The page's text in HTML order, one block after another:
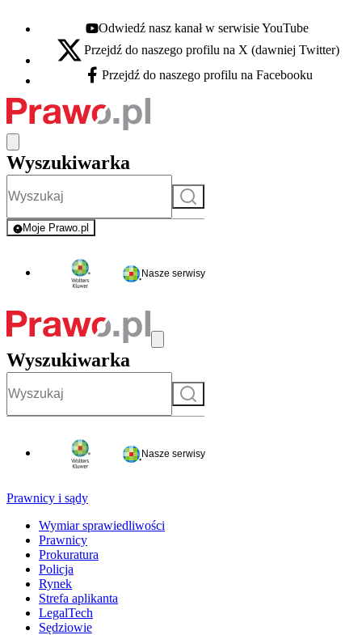
Youtube - otwiera się w nowej karcie
Odwiedź nasz kanał w serwisie YouTube
X - otwiera się w nowej karcie
Przejdź do naszego profilu na X (dawniej Twitter)
Facebook - otwiera się w nowej karcie
Przejdź do naszego profilu na Facebooku
Wyszukiwarka
Szukaj
Moje Prawo.pl
- rejestracja i logowanie do serwisu
Nasze serwisy
Wyszukiwarka
Szukaj
Nasze serwisy
Prawnicy i sądy
Wymiar sprawiedliwości
Prawnicy
Prokuratura
Policja
Rynek
Strefa aplikanta
LegalTech
Sędziowie